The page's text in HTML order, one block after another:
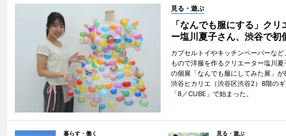
見る・遊ぶ
「なんでも服にする」クリ
ー塩川夏子さん、渋谷で初
カプセルトイやキッチンペーパーなど
もので洋服を作るクリエーター塩川夏
の個展「なんでも服にしてみた展」が
渋谷ヒカリエ（渋谷区渋谷2）8階の
「8／CUBE」で始まった。
暮らす・働く 見る・遊ぶ